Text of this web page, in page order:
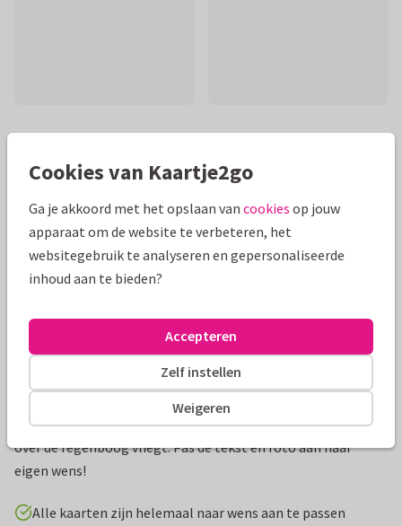
Productinformatie
Lieve en vrolijke kaart voor een kinderfeestje met unicorn die
over de regenboog vliegt. Pas de tekst en foto aan naar
eigen wens!
Alle kaarten zijn helemaal naar wens aan te passen
Cookies van Kaartje2go
Ga je akkoord met het opslaan van cookies op jouw
apparaat om de website te verbeteren, het
websitegebruik te analyseren en gepersonaliseerde
inhoud aan te bieden?
Weigeren
Zelf instellen
Accepteren